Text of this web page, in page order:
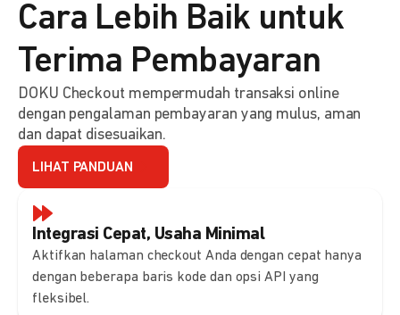
Integrasi Cepat, Usaha Minimal
Aktifkan halaman checkout Anda dengan cepat hanya
dengan beberapa baris kode dan opsi API yang
fleksibel.
Cara Lebih Baik untuk
Terima Pembayaran
DOKU Checkout mempermudah transaksi online
dengan pengalaman pembayaran yang mulus, aman
dan dapat disesuaikan.
LIHAT PANDUAN